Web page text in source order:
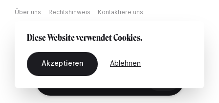
Über uns Rechtshinweis Kontaktiere uns
Diese Website verwendet Cookies.
Akzeptieren Ablehnen